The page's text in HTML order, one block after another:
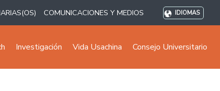
COMUNICACIONES Y MEDIOS IDIOMAS
Investigación Vida Usachina Consejo Universitario